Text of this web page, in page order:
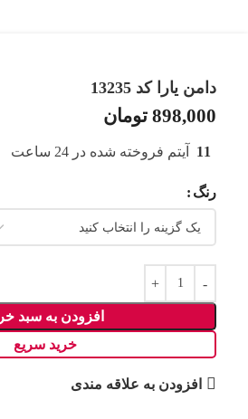
دامن یارا کد 13235
898,000 تومان
11 آیتم فروخته شده در 24 ساعت
رنگ
افزودن به سبد
خرید سریع
افزودن به علاقه مندی